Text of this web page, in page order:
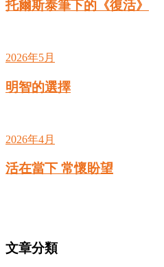
托爾斯泰筆下的《復活》
2026年5月
明智的選擇
2026年4月
活在當下 常懷盼望
文章分類